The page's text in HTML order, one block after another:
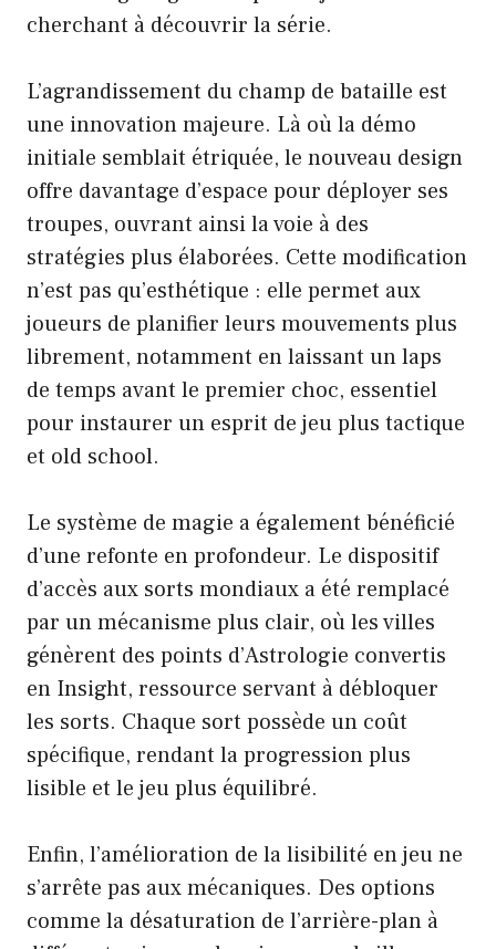
cherchant à découvrir la série.
L’agrandissement du champ de bataille est
une innovation majeure. Là où la démo
initiale semblait étriquée, le nouveau design
offre davantage d’espace pour déployer ses
troupes, ouvrant ainsi la voie à des
stratégies plus élaborées. Cette modification
n’est pas qu’esthétique : elle permet aux
joueurs de planifier leurs mouvements plus
librement, notamment en laissant un laps
de temps avant le premier choc, essentiel
pour instaurer un esprit de jeu plus tactique
et old school.
Le système de magie a également bénéficié
d’une refonte en profondeur. Le dispositif
d’accès aux sorts mondiaux a été remplacé
par un mécanisme plus clair, où les villes
génèrent des points d’Astrologie convertis
en Insight, ressource servant à débloquer
les sorts. Chaque sort possède un coût
spécifique, rendant la progression plus
lisible et le jeu plus équilibré.
Enfin, l’amélioration de la lisibilité en jeu ne
s’arrête pas aux mécaniques. Des options
comme la désaturation de l’arrière-plan à